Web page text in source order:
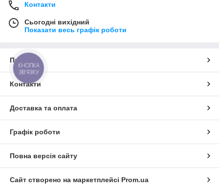
Контакти
Сьогодні вихідний
Показати весь графік роботи
Про нас
Контакти
Доставка та оплата
Графік роботи
Повна версія сайту
Сайт створено на маркетплейсі Prom.ua
КНОПКА
ЗВ'ЯЗКУ